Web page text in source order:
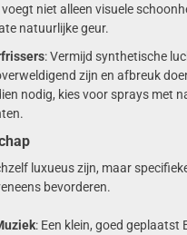
niet alleen visuele
natuurlijke geur.
: Vermijd synthetische
zijn en afbreuk
nodig, kies voor sprays met
luxueus zijn, maar
bevorderen.
: Een klein, goed